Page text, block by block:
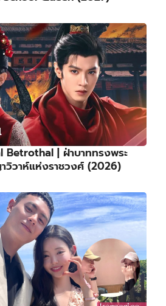
Betrothal | ฝ่าบาททรงพระ
วาห์แห่งราชวงศ์ (2026)